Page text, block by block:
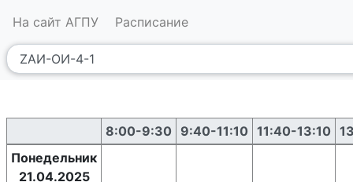
На сайт АГПУ Расписание
8:00-9:30 9:40-11:10 11:40-13:10
Понедельник
21.04.2025